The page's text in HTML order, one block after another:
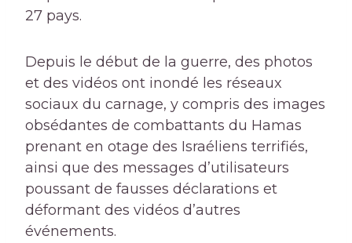
27 pays.
Depuis le début de la guerre, des photos
et des vidéos ont inondé les réseaux
sociaux du carnage, y compris des images
obsédantes de combattants du Hamas
prenant en otage des Israéliens terrifiés,
ainsi que des messages d’utilisateurs
poussant de fausses déclarations et
déformant des vidéos d’autres
événements.